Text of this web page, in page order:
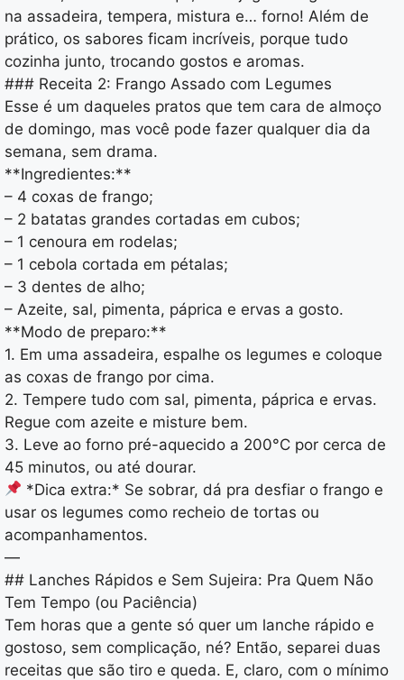
na assadeira, tempera, mistura e… forno! Além de
prático, os sabores ficam incríveis, porque tudo
cozinha junto, trocando gostos e aromas.
### Receita 2: Frango Assado com Legumes
Esse é um daqueles pratos que tem cara de almoço
de domingo, mas você pode fazer qualquer dia da
semana, sem drama.
**Ingredientes:**
– 4 coxas de frango;
– 2 batatas grandes cortadas em cubos;
– 1 cenoura em rodelas;
– 1 cebola cortada em pétalas;
– 3 dentes de alho;
– Azeite, sal, pimenta, páprica e ervas a gosto.
**Modo de preparo:**
1. Em uma assadeira, espalhe os legumes e coloque
as coxas de frango por cima.
2. Tempere tudo com sal, pimenta, páprica e ervas.
Regue com azeite e misture bem.
3. Leve ao forno pré-aquecido a 200°C por cerca de
45 minutos, ou até dourar.
*Dica extra:* Se sobrar, dá pra desfiar o frango e
usar os legumes como recheio de tortas ou
acompanhamentos.
—
## Lanches Rápidos e Sem Sujeira: Pra Quem Não
Tem Tempo (ou Paciência)
Tem horas que a gente só quer um lanche rápido e
gostoso, sem complicação, né? Então, separei duas
receitas que são tiro e queda. E, claro, com o mínimo